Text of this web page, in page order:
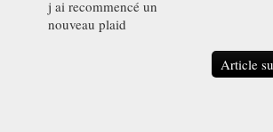
j ai recommencé un
nouveau plaid
Article